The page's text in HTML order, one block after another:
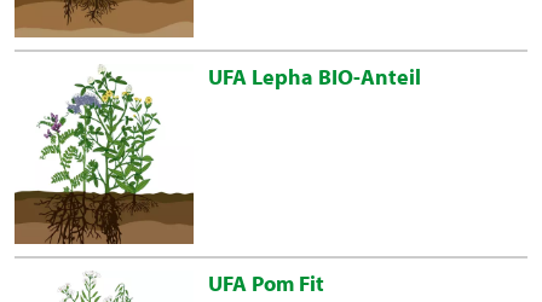
UFA Lepha BIO-Anteil
UFA Pom Fit